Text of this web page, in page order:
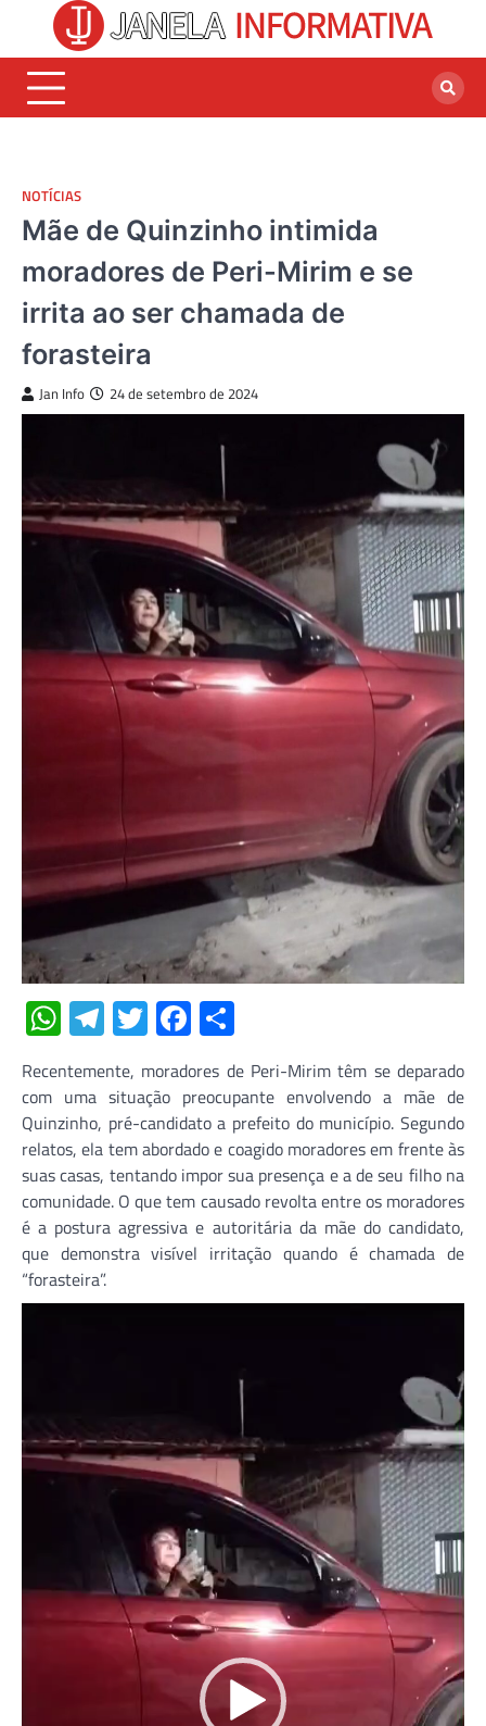
content
NOTÍCIAS
Mãe de Quinzinho intimida
moradores de Peri-Mirim e se
irrita ao ser chamada de
forasteira
Jan Info 24 de setembro de 2024
WhatsApp
Telegram
TwitterFacebook
Recentemente, moradores de Peri-Mirim têm se deparado
com uma situação preocupante envolvendo a mãe de
Quinzinho, pré-candidato a prefeito do município. Segundo
relatos, ela tem abordado e coagido moradores em frente às
suas casas, tentando impor sua presença e a de seu filho na
comunidade. O que tem causado revolta entre os moradores
é a postura agressiva e autoritária da mãe do candidato,
que demonstra visível irritação quando é chamada de
“forasteira”.